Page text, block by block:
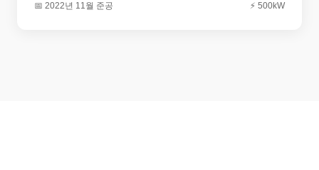
📅 2022년 11월 준공 ⚡ 500kW